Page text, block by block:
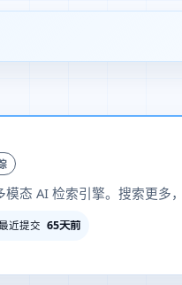
态 AI 检索引擎。搜索更多，
近提交 65天前